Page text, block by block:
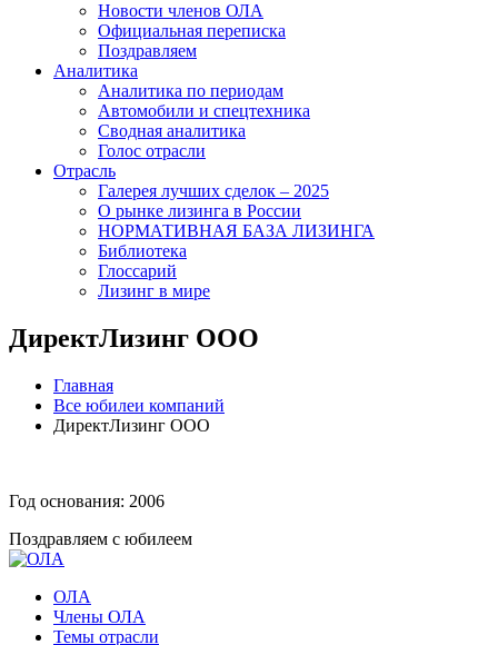
Новости членов ОЛА
Официальная переписка
Поздравляем
Аналитика
Аналитика по периодам
Автомобили и спецтехника
Сводная аналитика
Голос отрасли
Отрасль
Галерея лучших сделок – 2025
О рынке лизинга в России
НОРМАТИВНАЯ БАЗА ЛИЗИНГА
Библиотека
Глоссарий
Лизинг в мире
ДиректЛизинг ООО
Главная
Все юбилеи компаний
ДиректЛизинг ООО
Год основания: 2006
Поздравляем с юбилеем
ОЛА
Члены ОЛА
Темы отрасли